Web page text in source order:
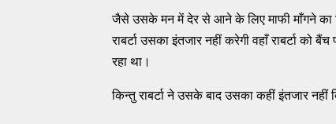
जैसे उसके मन में देर से आने के लिए माफी माँगने का
राबर्टा उसका इंतजार नहीं करेगी वहाँ राबर्टा
रहा था।
किन्तु राबर्टा ने उसके बाद उसका कहीं इंतजार नहीं